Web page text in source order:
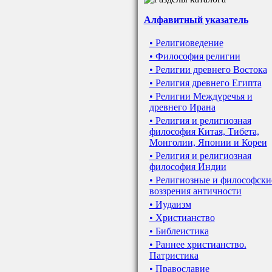
Алфавитный указатель
• Религиоведение
• Философия религии
• Религии древнего Востока
• Религия древнего Египта
• Религии Междуречья и
древнего Ирана
• Религия и религиозная
философия Китая, Тибета,
Монголии, Японии и Кореи
• Религия и религиозная
философия Индии
• Религиозные и
воззрения античности
• Иудаизм
• Христианство
• Библеистика
• Раннее христианство.
Патристика
• Православие